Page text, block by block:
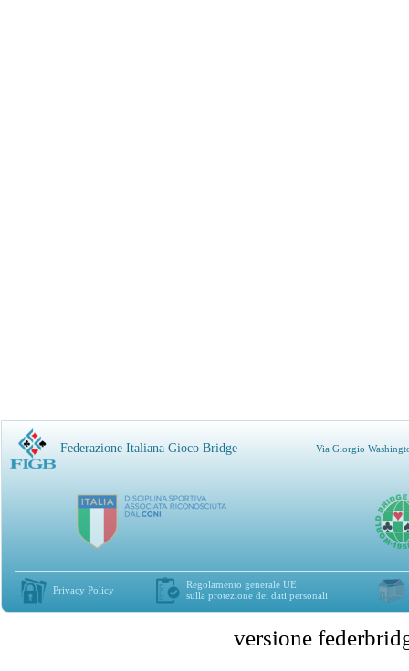
Federazione Italiana Gioco Bridge Via Giorgio
Privacy Policy
Regolamento generale UE
sulla protezione dei dati personali
versione